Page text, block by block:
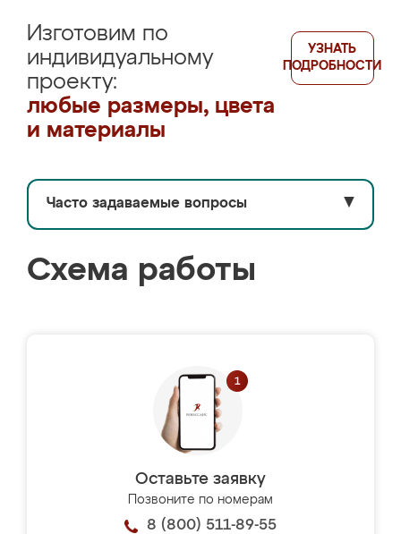
Изготовим по
индивидуальному
проекту:
любые размеры, цвета
и материалы
УЗНАТЬ
ПОДРОБНОСТИ
Часто задаваемые вопросы ▼
Схема работы
Оставьте заявку
Позвоните по номерам
8 (800) 511-89-55